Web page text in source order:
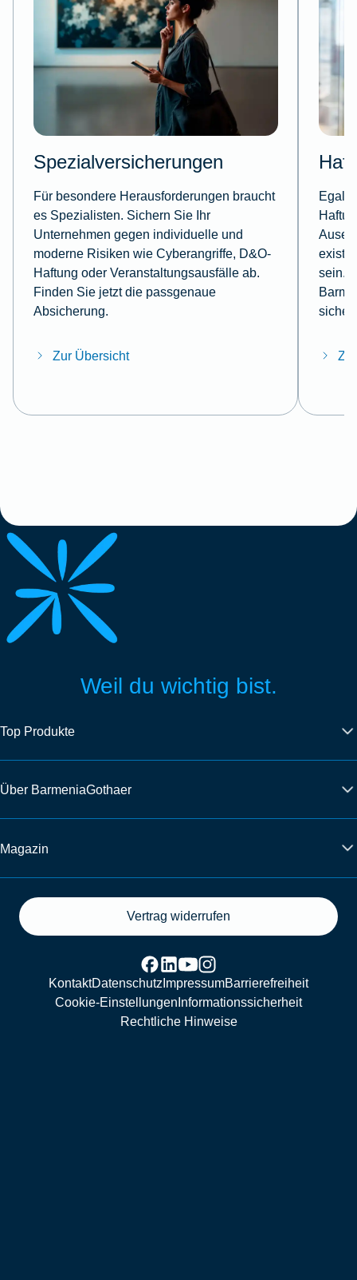
Spezialversicherungen
Für besondere Herausforderungen braucht
es Spezialisten. Sichern Sie Ihr
Unternehmen gegen individuelle und
moderne Risiken wie Cyberangriffe, D&O-
Haftung oder Veranstaltungsausfälle ab.
Finden Sie jetzt die passgenaue
Absicherung.
Zur Übersicht
Egal,
sein.
Weil du wichtig bist.
Top Produkte
Über BarmeniaGothaer
Magazin
Vertrag widerrufen
KontaktDatenschutz ImpressumBarrierefreiheit
Cookie-Einstellungen Informationssicherheit
Rechtliche Hinweise